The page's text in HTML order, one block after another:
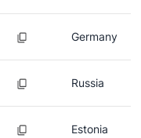
Germany
Russia
Estonia